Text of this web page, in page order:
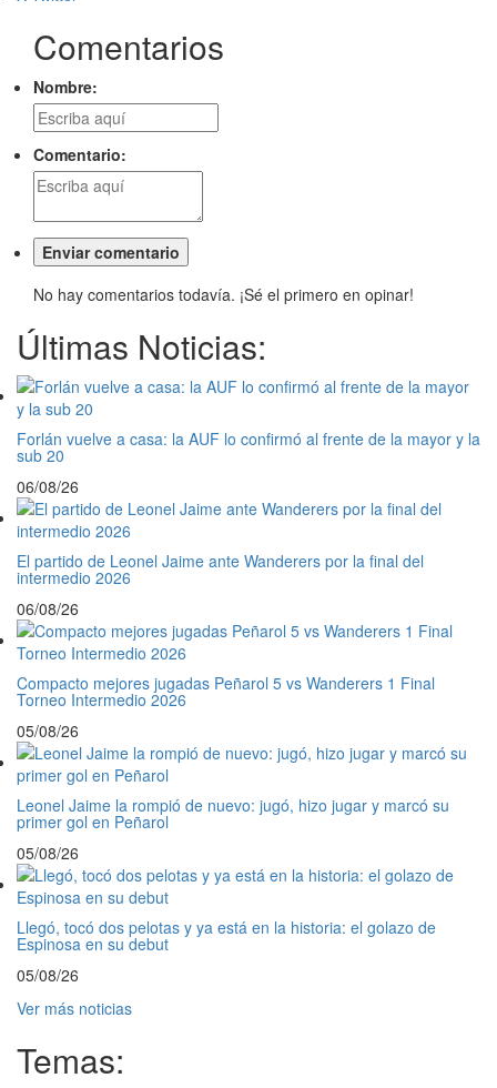
Comentarios
Nombre:
Comentario:
No hay comentarios todavía. ¡Sé el primero en opinar!
Últimas Noticias:
Forlán vuelve a casa: la AUF lo confirmó al frente de la mayor y la
sub 20
06/08/26
El partido de Leonel Jaime ante Wanderers por la final del
intermedio 2026
06/08/26
Compacto mejores jugadas Peñarol 5 vs Wanderers 1 Final
Torneo Intermedio 2026
05/08/26
Leonel Jaime la rompió de nuevo: jugó, hizo jugar y marcó su
primer gol en Peñarol
05/08/26
Llegó, tocó dos pelotas y ya está en la historia: el golazo de
Espinosa en su debut
05/08/26
Ver más noticias
Temas: